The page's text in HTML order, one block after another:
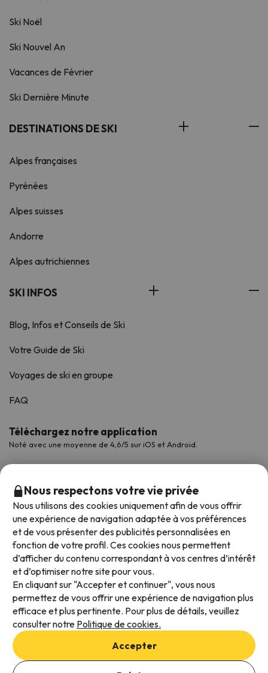
Ajouter des dates pour vérifier la disponibilité
Ski Noël
Ski Nouvel An
Vacances de Février
Ski Dernière Minute
DESTINATIONS DE SKI
Alpes françaises
Pyrénées
Alpes suisses
Andorre
Alpes autrichiennes
SKI INFOS
Blog, Infos et Conseils de Ski
Votre Guide de Ski
Voyages de ski en groupe
FAQ
Téléchargez notre application
Noté avec une moyenne de 4,6/5 sur iOS et Android.
Modes de paiement disponibles
Conditions générales d'utilisation
Protection des données
Politique en matière de cookies
Nous respectons votre vie privée
Nous utilisons des cookies uniquement afin de vous offrir
une expérience de navigation adaptée à vos préférences
et de vous présenter des publicités personnalisées en
fonction de votre profil. Ces cookies nous permettent
d’afficher du contenu correspondant à vos centres d’intérêt
et d’optimiser notre site pour vous.
En cliquant sur "Accepter et continuer", vous nous
permettez de vous offrir une expérience de navigation plus
efficace et plus pertinente. Pour plus de détails, veuillez
consulter notre Politique de cookies.
Accepter